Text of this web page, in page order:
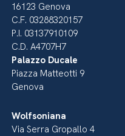
16123 Genova
C.F. 03288320157
P.I. 03137910109
C.D. A4707H7
Palazzo Ducale
Piazza Matteotti 9
Genova
Wolfsoniana
Via Serra Gropallo 4